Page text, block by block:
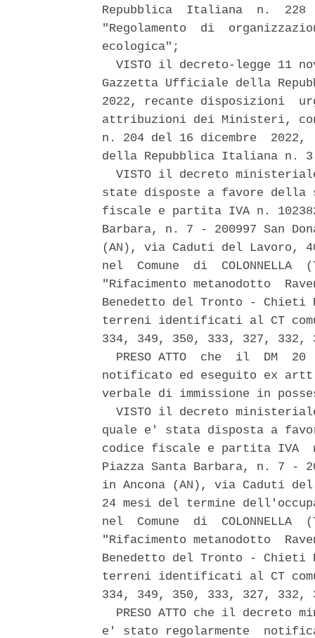
Repubblica  Italiana  n.
"Regolamento  di
ecologica";
VISTO il decreto-legge 11
Gazzetta Ufficiale della
2022, recante disposizioni
attribuzioni dei Ministeri,
n. 204 del 16 dicembre
della Repubblica Italiana n.
VISTO il decreto
state disposte a favore della
fiscale e partita IVA n.
Barbara, n. 7 - 200997 San
(AN), via Caduti del
nel  Comune  di
"Rifacimento metanodotto
Benedetto del Tronto -
terreni identificati al CT
334, 349, 350, 333, 327,
PRESO ATTO  che  il  DM  20
notificato ed eseguito ex
verbale di immissione in
VISTO il decreto
quale e' stata disposta a
codice fiscale e partita IVA
Piazza Santa Barbara, n. 7 -
in Ancona (AN), via Caduti
24 mesi del termine
nel  Comune  di
"Rifacimento metanodotto
Benedetto del Tronto -
terreni identificati al CT
334, 349, 350, 333, 327,
PRESO ATTO che il decreto
e' stato regolarmente